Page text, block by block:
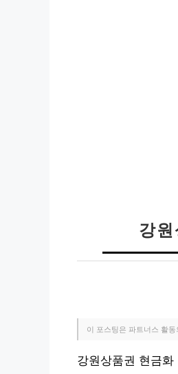
강
이 포스팅은 파트너스 활
강원상품권 현금